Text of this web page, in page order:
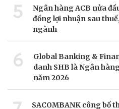
5
Ngân hàng ACB nửa
đồng lợi nhuận sau
ngành
6
Global Banking &
danh SHB là Ngân
năm 2026
SACOMBANK công bố